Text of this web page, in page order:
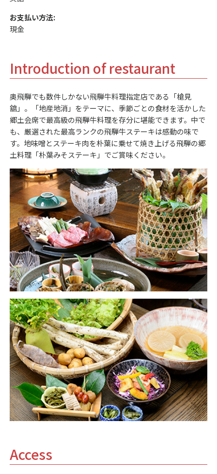
お支払い方法:
現金
Introduction of restaurant
奥飛騨でも数件しかない飛騨牛料理指定店である「槍見
舘」。「地産地消」をテーマに、季節ごとの食材を活かした
郷土会席で最高級の飛騨牛料理を存分に堪能できます。中で
も、厳選された最高ランクの飛騨牛ステーキは感動の味で
す。地味噌とステーキ肉を朴葉に乗せて焼き上げる飛騨の郷
土料理「朴葉みそステーキ」でご賞味ください。
Access